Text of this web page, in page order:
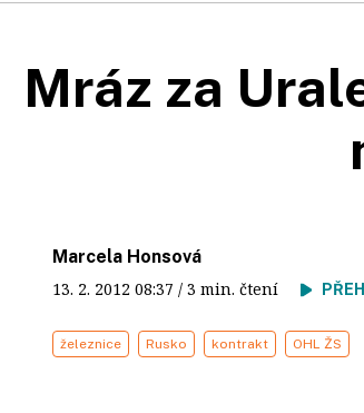
Mráz za
Marcela Honsová
13. 2. 2012 08:37 / 3 min. čtení
železnice Rusko kontrakt OHL ŽS